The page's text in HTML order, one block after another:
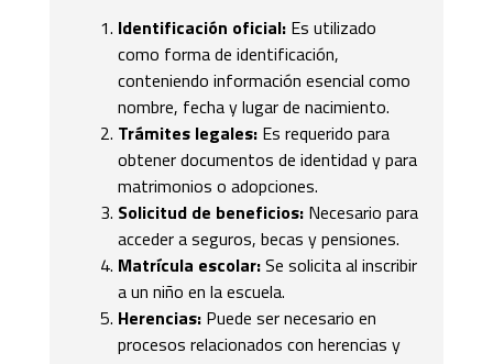
Identificación oficial: Es utilizado
como forma de identificación,
conteniendo información esencial como
nombre, fecha y lugar de nacimiento.
Trámites legales: Es requerido para
obtener documentos de identidad y para
matrimonios o adopciones.
Solicitud de beneficios: Necesario para
acceder a seguros, becas y pensiones.
Matrícula escolar:Se solicita al inscribir
a un niño en la escuela.
Herencias: Puede ser necesario en
procesos relacionados con herencias y